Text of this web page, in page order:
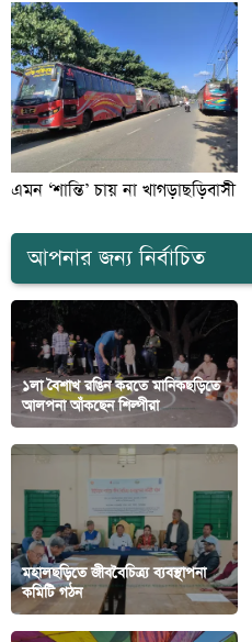
এমন ‘শান্তি’ চায় না খাগড়াছড়িবাসী
আপনার জন্য নির্বাচিত
১লা বৈশাখ রঙিন করতে মানিকছড়িতে
আলপনা আঁকছেন শিল্পীরা
মহালছড়িতে জীববৈচিত্র্য ব্যবস্থাপনা
কমিটি গঠন